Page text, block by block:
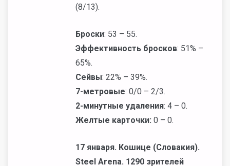
(8/13).
Броски: 53 – 55.
Эффективность бросков: 51% –
65%.
Сейвы: 22% – 39%.
7-метровые: 0/0 – 2/3.
2-минутные удаления: 4 – 0.
Желтые карточки: 0 – 0.
17 января. Кошице (Словакия).
Steel Arena. 1290 зрителей